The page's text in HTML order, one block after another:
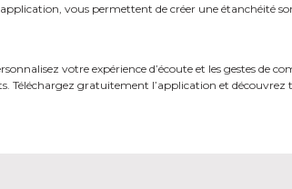
vous permettent de créer une étanchéité
votre expérience d’écoute et les gestes de
Téléchargez gratuitement l’application et découvrez